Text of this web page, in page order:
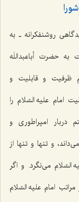
روشنفکرانه ـ به
حضرت أباعبداللَه
ظرفیت و قابلیت و
علیه السّلام را
دربار امپراطوری و
و تنها و تنها از
می‌نگرد. و اگر
امام علیه السّلام